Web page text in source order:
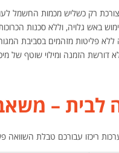
רק כשליש מכמות החשמל
באש גלויה, וללא סכנות
ללא פליטות מזהמים בסביבת
דורשת הזמנה ומילוי שוטף של
לבית –
ריכזו עבורכם טבלת